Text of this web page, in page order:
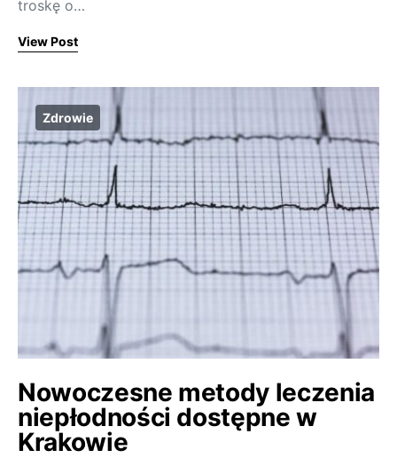
troskę o…
View Post
Zdrowie
Nowoczesne metody leczenia
niepłodności dostępne w
Krakowie